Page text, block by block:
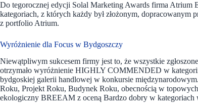
Do tegorocznej edycji Solal Marketing Awards firma Atrium
kategoriach, z których każdy był złożonym, dopracowanym
z portfolio Atrium.
Wyróżnienie dla Focus w Bydgoszczy
Niewątpliwym sukcesem firmy jest to, że wszystkie
otrzymało wyróżnienie HIGHLY COMMENDED w
bydgoskiej galerii handlowej w konkursie
Roku, Projekt Roku, Budynek Roku, obecnością w
ekologiczny BREEAM z oceną Bardzo dobry w kategoriach